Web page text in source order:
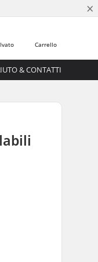
×
Carrello
& CONTATTI